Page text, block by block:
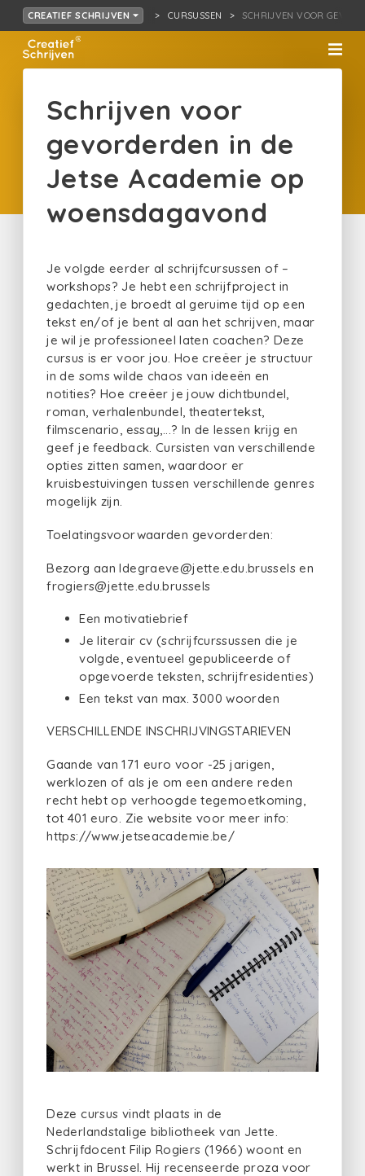
CREATIEF SCHRIJVEN CURSUSSEN SCHRIJVEN VOOR
Schrijven voor
gevorderden in de
Jetse Academie op
woensdagavond
Je volgde eerder al schrijfcursussen of –
workshops? Je hebt een schrijfproject in
gedachten, je broedt al geruime tijd op een
tekst en/of je bent al aan het schrijven, maar
je wil je professioneel laten coachen? Deze
cursus is er voor jou. Hoe creëer je structuur
in de soms wilde chaos van ideeën en
notities? Hoe creëer je jouw dichtbundel,
roman, verhalenbundel, theatertekst,
filmscenario, essay,...? In de lessen krijg en
geef je feedback. Cursisten van verschillende
opties zitten samen, waardoor er
kruisbestuivingen tussen verschillende genres
mogelijk zijn.
Toelatingsvoorwaarden gevorderden:
Bezorg aan ldegraeve@jette.edu.brussels en
frogiers@jette.edu.brussels
Een motivatiebrief
Je literair cv (schrijfcurssussen die je
volgde, eventueel gepubliceerde of
opgevoerde teksten, schrijfresidenties)
Een tekst van max. 3000 woorden
VERSCHILLENDE INSCHRIJVINGSTARIEVEN
Gaande van 171 euro voor -25 jarigen,
werklozen of als je om een andere reden
recht hebt op verhoogde tegemoetkoming,
tot 401 euro. Zie website voor meer info:
https://www.jetseacademie.be/
Deze cursus vindt plaats in de
Nederlandstalige bibliotheek van Jette.
Schrijfdocent Filip Rogiers (1966) woont en
werkt in Brussel. Hij recenseerde proza voor